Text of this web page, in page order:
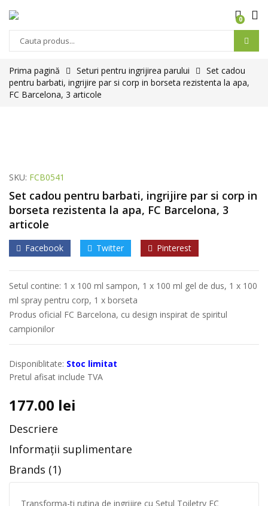
0
Products
Prima pagină
Seturi pentru ingrijirea parului
Set cadou
pentru barbati, ingrijire par si corp in borseta rezistenta la apa,
FC Barcelona, 3 articole
SKU: FCB0541
Set cadou pentru barbati, ingrijire par si corp in
borseta rezistenta la apa, FC Barcelona, 3
articole
Facebook Twitter Pinterest
Setul contine: 1 x 100 ml sampon, 1 x 100 ml gel de dus, 1 x 100
ml spray pentru corp, 1 x borseta
Produs oficial FC Barcelona, cu design inspirat de spiritul
campionilor
Disponiblitate: Stoc limitat
Pretul afisat include TVA
177.00 lei
Descriere
Informații suplimentare
Brands (1)
Transforma-ti rutina de ingrijire cu Setul Toiletry FC